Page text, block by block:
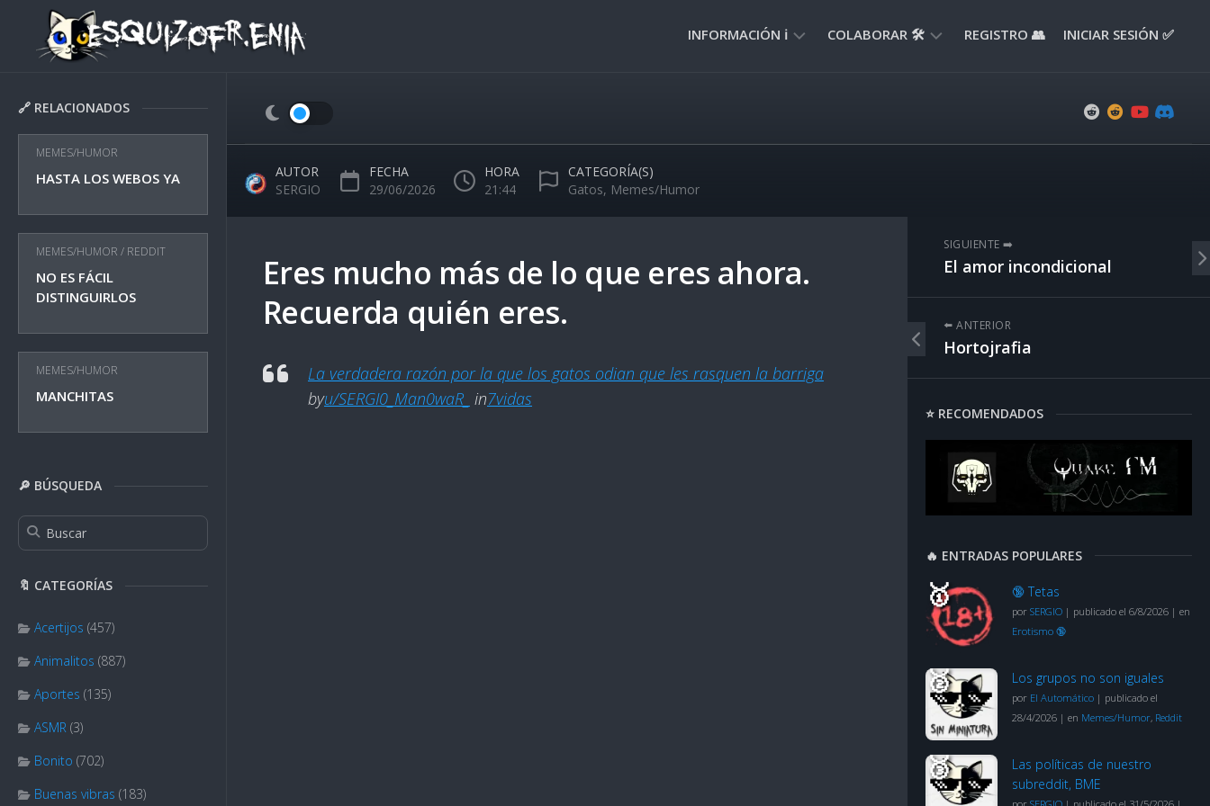
content
INFORMACIÓN ℹ️
NORMAS
COLABORAR 🛠️ REGISTRO 👥 INICIAR SESIÓN ✅
🔗 RELACIONADOS
MEMES/HUMOR
HASTA LOS WEBOS YA
MEMES/HUMOR / REDDIT
NO ES FÁCIL
DISTINGUIRLOS
MEMES/HUMOR
MANCHITAS
🔎 BÚSQUEDA
🔖 CATEGORÍAS
Acertijos (457)
Animalitos (887)
Aportes (135)
ASMR (3)
Bonito (702)
Buenas vibras (183)
AUTOR
SERGIO
FECHA
29/06/2026
HORA
21:44
CATEGORÍA(S)
Gatos, Memes/Humor
Eres mucho más de lo que eres ahora.
Recuerda quién eres.
La verdadera razón por la que los gatos odian que les rasquen la barriga
byu/SERGI0_Man0waR_ in7vidas
SIGUIENTE ➡️
El amor incondicional
⬅️ ANTERIOR
Hortojrafia
⭐ RECOMENDADOS
🔥 ENTRADAS POPULARES
🔞 Tetas
por SERGIO | publicado el 6/8/2026 | en
Erotismo 🔞
Los grupos no son iguales
por El Automático | publicado el
28/4/2026 | en Memes/Humor, Reddit
Las políticas de nuestro
subreddit, BME